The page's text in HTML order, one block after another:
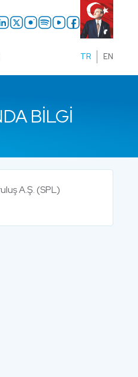
TR EN
BILGI
A.Ş. (SPL)